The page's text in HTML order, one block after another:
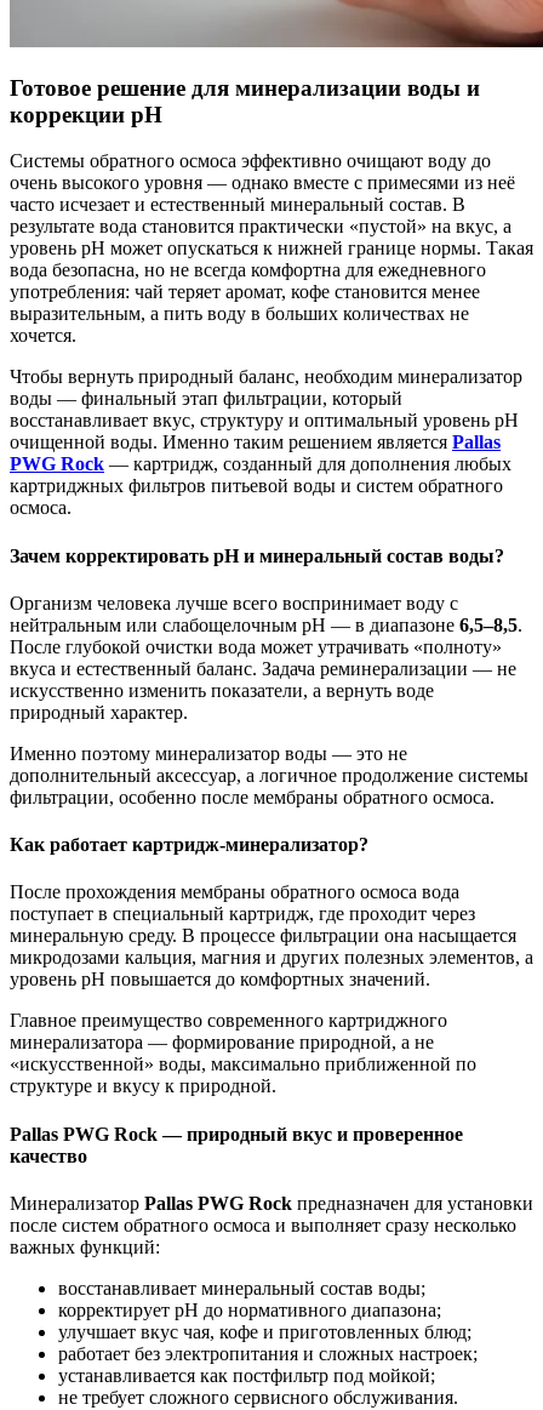
Готовое решение для минерализации воды и
коррекции pH
Системы обратного осмоса эффективно очищают воду до
очень высокого уровня — однако вместе с примесями из неё
часто исчезает и естественный минеральный состав. В
результате вода становится практически «пустой» на вкус, а
уровень pH может опускаться к нижней границе нормы. Такая
вода безопасна, но не всегда комфортна для ежедневного
употребления: чай теряет аромат, кофе становится менее
выразительным, а пить воду в больших количествах не
хочется.
Чтобы вернуть природный баланс, необходим минерализатор
воды — финальный этап фильтрации, который
восстанавливает вкус, структуру и оптимальный уровень pH
очищенной воды. Именно таким решением является Pallas
PWG Rock — картридж, созданный для дополнения любых
картриджных фильтров питьевой воды и систем обратного
осмоса.
Зачем корректировать pH и минеральный состав воды?
Организм человека лучше всего воспринимает воду с
нейтральным или слабощелочным pH — в диапазоне 6,5–8,5.
После глубокой очистки вода может утрачивать «полноту»
вкуса и естественный баланс. Задача реминерализации — не
искусственно изменить показатели, а вернуть воде
природный характер.
Именно поэтому минерализатор воды — это не
дополнительный аксессуар, а логичное продолжение системы
фильтрации, особенно после мембраны обратного осмоса.
Как работает картридж-минерализатор?
После прохождения мембраны обратного осмоса вода
поступает в специальный картридж, где проходит через
минеральную среду. В процессе фильтрации она насыщается
микродозами кальция, магния и других полезных элементов, а
уровень pH повышается до комфортных значений.
Главное преимущество современного картриджного
минерализатора — формирование природной, а не
«искусственной» воды, максимально приближенной по
структуре и вкусу к природной.
Pallas PWG Rock — природный вкус и проверенное
качество
Минерализатор Pallas PWG Rock предназначен для установки
после систем обратного осмоса и выполняет сразу несколько
важных функций:
восстанавливает минеральный состав воды;
корректирует pH до нормативного диапазона;
улучшает вкус чая, кофе и приготовленных блюд;
работает без электропитания и сложных настроек;
устанавливается как постфильтр под мойкой;
не требует сложного сервисного обслуживания.